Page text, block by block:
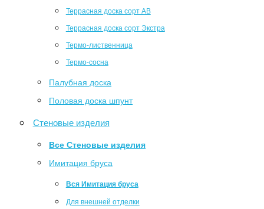
Террасная доска сорт АВ
Террасная доска сорт Экстра
Термо-лиственница
Термо-сосна
Палубная доска
Половая доска шпунт
Стеновые изделия
Все Стеновые изделия
Имитация бруса
Вся Имитация бруса
Для внешней отделки